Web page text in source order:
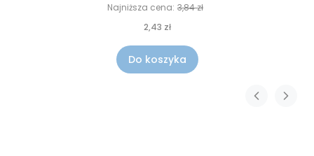
Najniższa cena: 3,84 zł
2,43 zł
Do koszyka